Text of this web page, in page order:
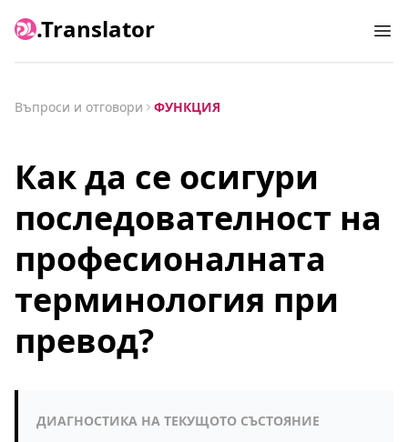
.Translator
Въпроси и отговори ФУНКЦИЯ
Как да се осигури
последователност на
професионалната
терминология при
превод?
ДИАГНОСТИКА НА ТЕКУЩОТО СЪСТОЯНИЕ